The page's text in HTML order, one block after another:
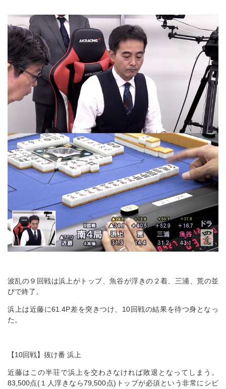
波乱の９回戦は浜上がトップ、魚谷が浮きの２着、三浦、荒の並
びで終了。
浜上は近藤に61.4P差を突きつけ、10回戦の結果を待つ身となっ
た。
【10回戦】抜け番 浜上
近藤はこの半荘で浜上を交わさなければ敗退となってしまう。
83,500点(１人浮きなら79,500点)トップが必須という非常にシビ